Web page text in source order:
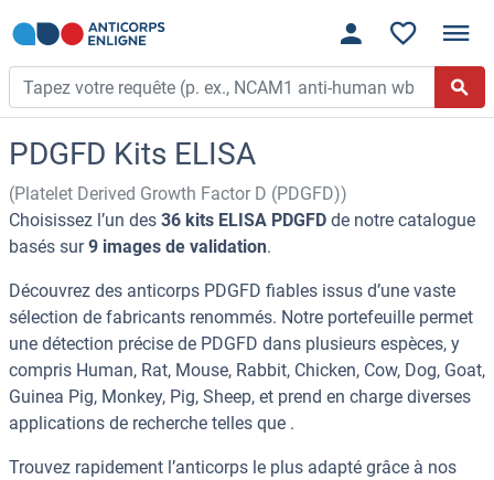
PDGFD Kits ELISA
(Platelet Derived Growth Factor D (PDGFD))
Choisissez l’un des 36 kits ELISA PDGFD de notre catalogue
basés sur9 images de validation.
Découvrez des anticorps PDGFD fiables issus d’une vaste
sélection de fabricants renommés. Notre portefeuille permet
une détection précise de PDGFD dans plusieurs espèces, y
compris Human, Rat, Mouse, Rabbit, Chicken, Cow, Dog, Goat,
Guinea Pig, Monkey, Pig, Sheep, et prend en charge diverses
applications de recherche telles que .
Trouvez rapidement l’anticorps le plus adapté grâce à nos